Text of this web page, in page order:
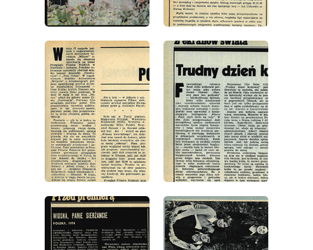
wydanie: 24/1974 wydanie: 24/1974
wydanie: 24/1974 wydanie: 24/1974